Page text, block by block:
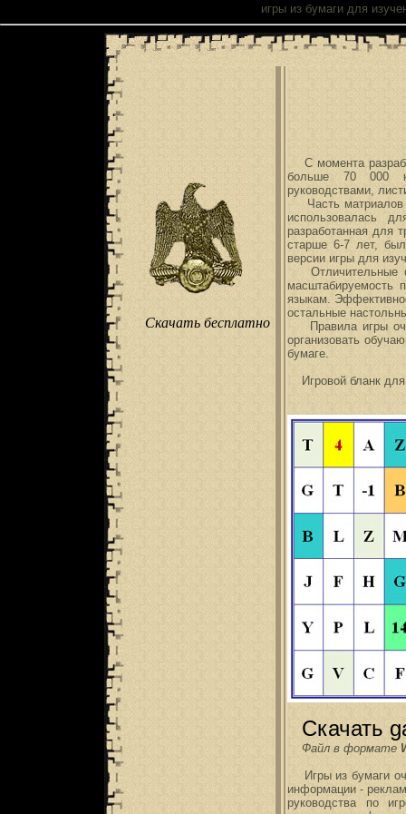
игры из бумагидля
Скачать бесплатно
С момента
больше 70 000
руководствами,
Часть матриалов
использовалась
разработанная для
старше 6-7 лет,
версии игры для
Отличительные
масштабируемость
языкам.
остальные
Правила игры
организовать
бумаге.
Игровой бланк для
Скачать
Файл в формате
Игры из бумаги
информации -
руководства по